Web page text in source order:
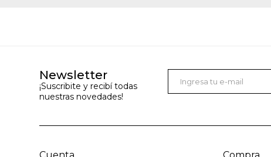
Newsletter
¡Suscribite y recibí todas
nuestras novedades!
Cuenta Compra